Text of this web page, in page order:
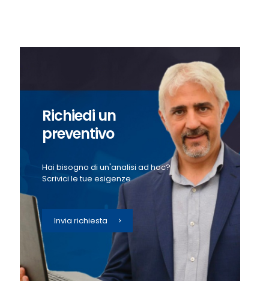
Richiedi un
preventivo
Hai bisogno di un'analisi ad hoc?
Scrivici le tue esigenze
Invia richiesta